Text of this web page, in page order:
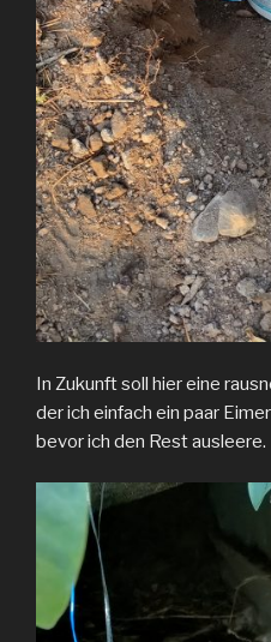
In Zukunft soll hier eine
der ich einfach ein paar
bevor ich den Rest ausleere.